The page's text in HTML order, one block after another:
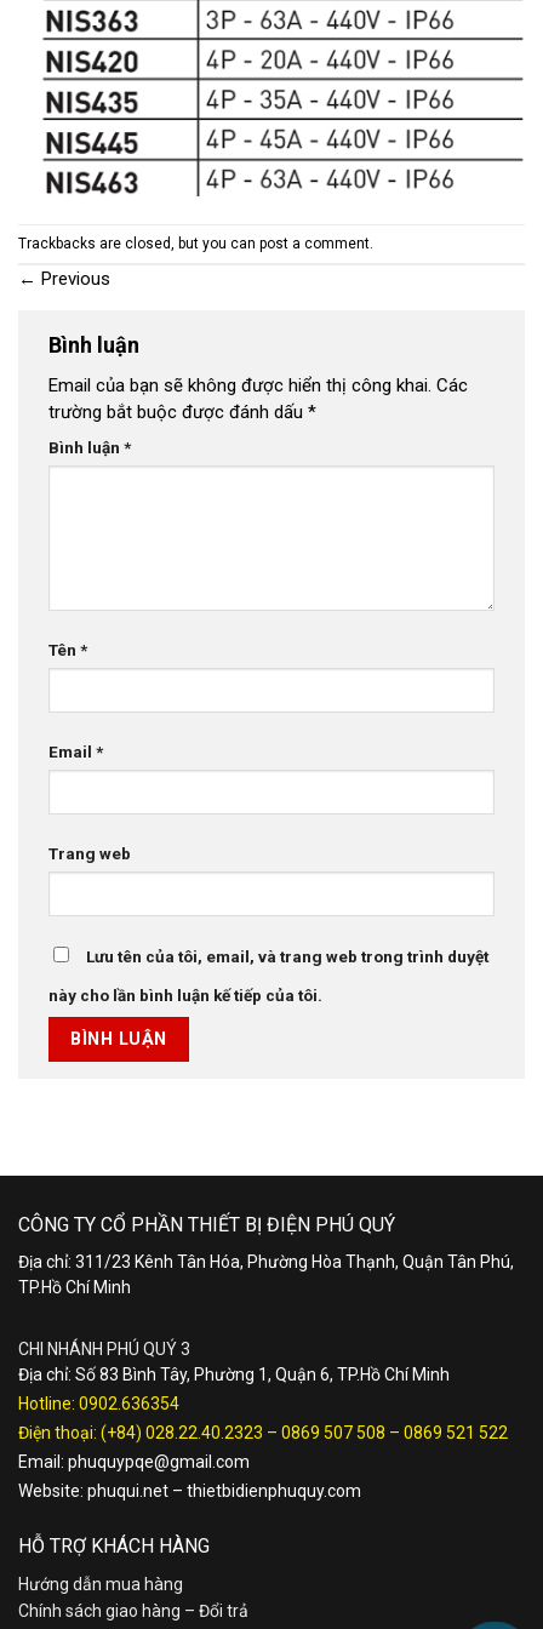
Trackbacks are closed, but you can post a comment.
← Previous
Bình luận
Email của bạn sẽ không được hiển thị công khai. Các
trường bắt buộc được đánh dấu *
Bình luận *
Tên *
Email *
Trang web
Lưu tên của tôi, email, và trang web trong trình duyệt
này cho lần bình luận kế tiếp của tôi.
CÔNG TY CỔ PHẦN THIẾT BỊ ĐIỆN PHÚ QUÝ
Địa chỉ: 311/23 Kênh Tân Hóa, Phường Hòa Thạnh, Quận Tân Phú,
TP.Hồ Chí Minh
CHI NHÁNH PHÚ QUÝ 3
Địa chỉ: Số 83 Bình Tây, Phường 1, Quận 6, TP.Hồ Chí Minh
Hotline: 0902.636354
Điện thoại: (+84) 028.22.40.2323 – 0869 507 508 – 0869 521 522
Email: phuquypqe@gmail.com
Website: phuqui.net – thietbidienphuquy.com
HỖ TRỢ KHÁCH HÀNG
Hướng dẫn mua hàng
Chính sách giao hàng – Đổi trả